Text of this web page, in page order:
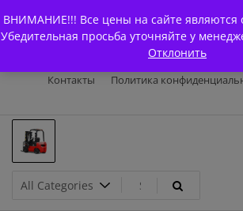
ВНИМАНИЕ!!! Все цены на сайте являются
Убедительная просьба уточняйте у
Отклонить
to
content
Главная
Магазин О
Доставка и оплата
Контакты
Политика
Запчасти для